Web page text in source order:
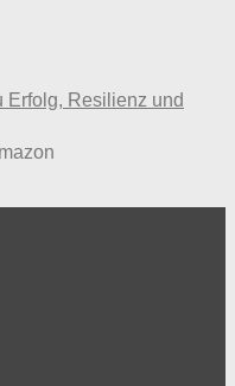
Erfolg, Resilienz und